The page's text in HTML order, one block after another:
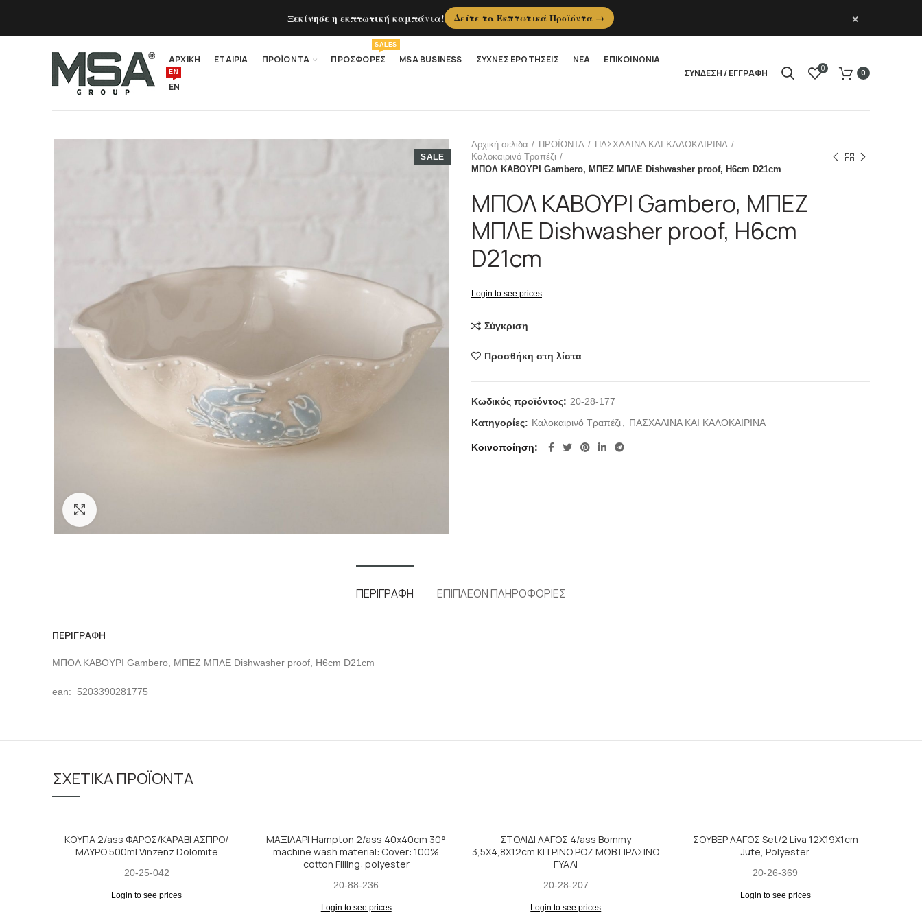
ΑΡΧΙΚΗ ΕΤΑΙΡΙΑ ΠΡΟΪΟΝΤΑ ΠΡΟΣΦΟΡΕΣ
SALES
MSA BUSINESS ΣΥΧΝΕΣ ΕΡΩΤΗΣΕΙΣ ΝΕΑ ΕΠΙΚΟΙΝΩΝΙΑ
EN
EN ΣΥΝΔΕΣΗ / ΕΓΓΡΑΦΗ 0
0
SALE
Αρχική σελίδα ΠΡΟΪΟΝΤΑ
ΠΑΣΧΑΛΙΝΑ ΚΑΙ ΚΑΛΟΚΑΙΡΙΝΑ
Καλοκαιρινό Τραπέζι
ΜΠΟΛ ΚΑΒΟΥΡΙ Gambero, ΜΠΕΖ ΜΠΛΕ Dishwasher proof, H6cm D21cm
ΜΠΟΛ ΚΑΒΟΥΡΙ Gambero, ΜΠΕΖ
ΜΠΛΕ Dishwasher proof, H6cm
D21cm
Login to see prices
Σύγκριση
Προσθήκη στη λίστα
Κωδικός προϊόντος: 20-28-177
Κατηγορίες: Καλοκαιρινό Τραπέζι ΠΑΣΧΑΛΙΝΑ ΚΑΙ ΚΑΛΟΚΑΙΡΙΝΑ
Κοινοποίηση
ΠΕΡΙΓΡΑΦΉ ΕΠΙΠΛΈΟΝ ΠΛΗΡΟΦΟΡΊΕΣ
ΠΕΡΙΓΡΑΦΉ
ΜΠΟΛ ΚΑΒΟΥΡΙ Gambero, ΜΠΕΖ ΜΠΛΕ Dishwasher proof, H6cm D21cm
ean: 5203390281775
ΣΧΕΤΙΚΆ ΠΡΟΪΌΝΤΑ
ΚΟΥΠΑ 2/ass ΦΑΡΟΣ/ΚΑΡΑΒΙ ΑΣΠΡΟ/
ΜΑΥΡΟ 500ml Vinzenz Dolomite
20-25-042
Login to see prices
ΜΑΞΙΛΑΡΙ Hampton 2/ass 40x40cm 30°
machine wash material: Cover: 100%
cotton Filling: polyester
20-88-236
Login to see prices
ΣΤΟΛΙΔΙ ΛΑΓΟΣ 4/ass Bommy
3,5Χ4,8Χ12cm ΚΙΤΡΙΝΟ ΡΟΖ ΜΩΒ ΠΡΑΣΙΝΟ
ΓΥΑΛΙ
20-28-207
Login to see prices
ΣΟΥΒΕΡ ΛΑΓΟΣ Set/2 Liva 12Χ19Χ1cm
Jute, Polyester
20-26-369
Login to see prices
Ξεκίνησε η εκπτωτική καμπάνια! Δείτε τα Εκπτωτικά Προϊόντα → ×